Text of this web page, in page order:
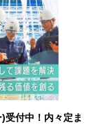
受付中！内々定ま